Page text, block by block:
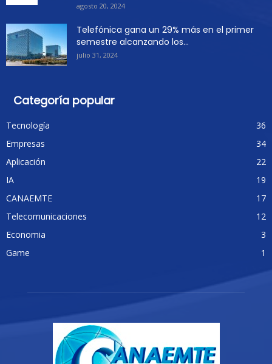
agosto 20, 2024
Telefónica gana un 29% más en el primer
semestre alcanzando los...
julio 31, 2024
Categoría popular
Tecnología
36
Empresas
34
Aplicación
22
IA
19
CANAEMTE
17
Telecomunicaciones
12
Economia
3
Game
1